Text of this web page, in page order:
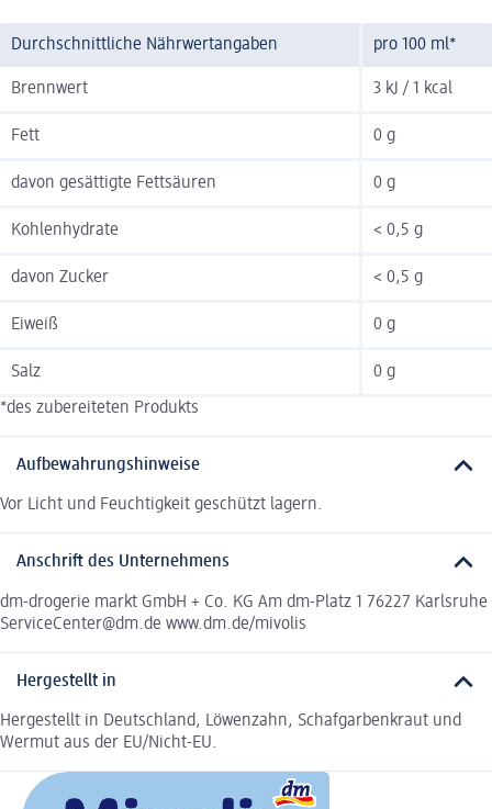
Durchschnittliche Nährwertangaben pro 100 ml*
Brennwert 3 kJ / 1 kcal
Fett 0 g
davon gesättigte Fettsäuren 0 g
Kohlenhydrate < 0,5 g
davon Zucker < 0,5 g
Eiweiß 0 g
Salz 0 g
*des zubereiteten Produkts
Aufbewahrungshinweise
Vor Licht und Feuchtigkeit geschützt lagern.
Anschrift des Unternehmens
dm-drogerie markt GmbH + Co. KG Am dm-Platz 1 76227 Karlsruhe
ServiceCenter@dm.de www.dm.de/mivolis
Hergestellt in
Hergestellt in Deutschland, Löwenzahn, Schafgarbenkraut und
Wermut aus der EU/Nicht-EU.